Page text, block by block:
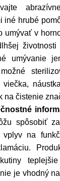
iné hrubé
umývať v
umývanie
viečka,
na čistenie
spôsobiť
vplyv na
je vhodný